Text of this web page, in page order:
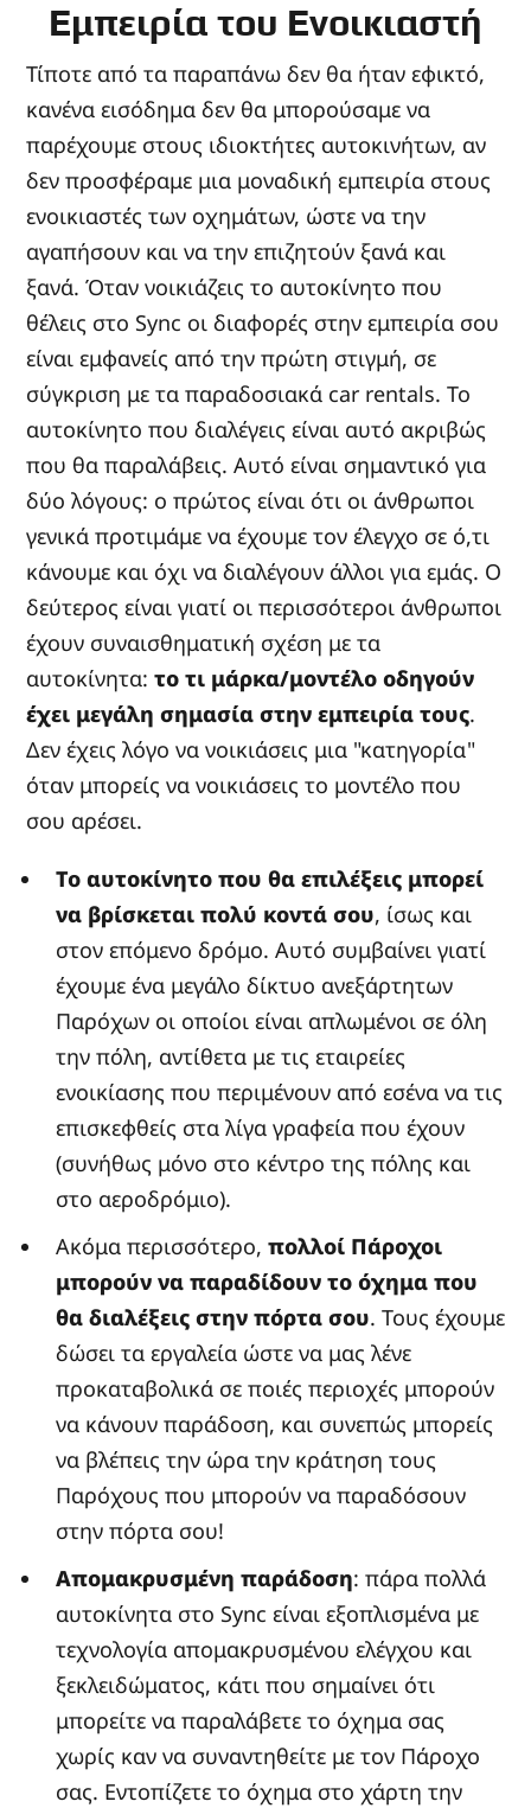
Εμπειρία του Ενοικιαστή
Τίποτε από τα παραπάνω δεν θα ήταν εφικτό,
κανένα εισόδημα δεν θα μπορούσαμε να
παρέχουμε στους ιδιοκτήτες αυτοκινήτων, αν
δεν προσφέραμε μια μοναδική εμπειρία στους
ενοικιαστές των οχημάτων, ώστε να την
αγαπήσουν και να την επιζητούν ξανά και
ξανά. Όταν νοικιάζεις το αυτοκίνητο που
θέλεις στο Sync οι διαφορές στην εμπειρία σου
είναι εμφανείς από την πρώτη στιγμή, σε
σύγκριση με τα παραδοσιακά car rentals. Το
αυτοκίνητο που διαλέγεις είναι αυτό ακριβώς
που θα παραλάβεις. Αυτό είναι σημαντικό για
δύο λόγους: ο πρώτος είναι ότι οι άνθρωποι
γενικά προτιμάμε να έχουμε τον έλεγχο σε ό,τι
κάνουμε και όχι να διαλέγουν άλλοι για εμάς. Ο
δεύτερος είναι γιατί οι περισσότεροι άνθρωποι
έχουν συναισθηματική σχέση με τα
αυτοκίνητα:το τι μάρκα/μοντέλο οδηγούν
έχει μεγάλη σημασία στην εμπειρία τους.
Δεν έχεις λόγο να νοικιάσεις μια "κατηγορία"
όταν μπορείς να νοικιάσεις το μοντέλο που
σου αρέσει.
Το αυτοκίνητο που θα επιλέξεις μπορεί
να βρίσκεται πολύ κοντά σου, ίσως και
στον επόμενο δρόμο. Αυτό συμβαίνει γιατί
έχουμε ένα μεγάλο δίκτυο ανεξάρτητων
Παρόχων οι οποίοι είναι απλωμένοι σε όλη
την πόλη, αντίθετα με τις εταιρείες
ενοικίασης που περιμένουν από εσένα να τις
επισκεφθείς στα λίγα γραφεία που έχουν
(συνήθως μόνο στο κέντρο της πόλης και
στο αεροδρόμιο).
Ακόμα περισσότερο, πολλοί Πάροχοι
μπορούν να παραδίδουν το όχημα που
θα διαλέξεις στην πόρτα σου. Τους έχουμε
δώσει τα εργαλεία ώστε να μας λένε
προκαταβολικά σε ποιές περιοχές μπορούν
να κάνουν παράδοση, και συνεπώς μπορείς
να βλέπεις την ώρα την κράτηση τους
Παρόχους που μπορούν να παραδόσουν
στην πόρτα σου!
Απομακρυσμένη παράδοση: πάρα πολλά
αυτοκίνητα στο Sync είναι εξοπλισμένα με
τεχνολογία απομακρυσμένου ελέγχου και
ξεκλειδώματος, κάτι που σημαίνει ότι
μπορείτε να παραλάβετε το όχημα σας
χωρίς καν να συναντηθείτε με τον Πάροχο
σας. Εντοπίζετε το όχημα στο χάρτη την